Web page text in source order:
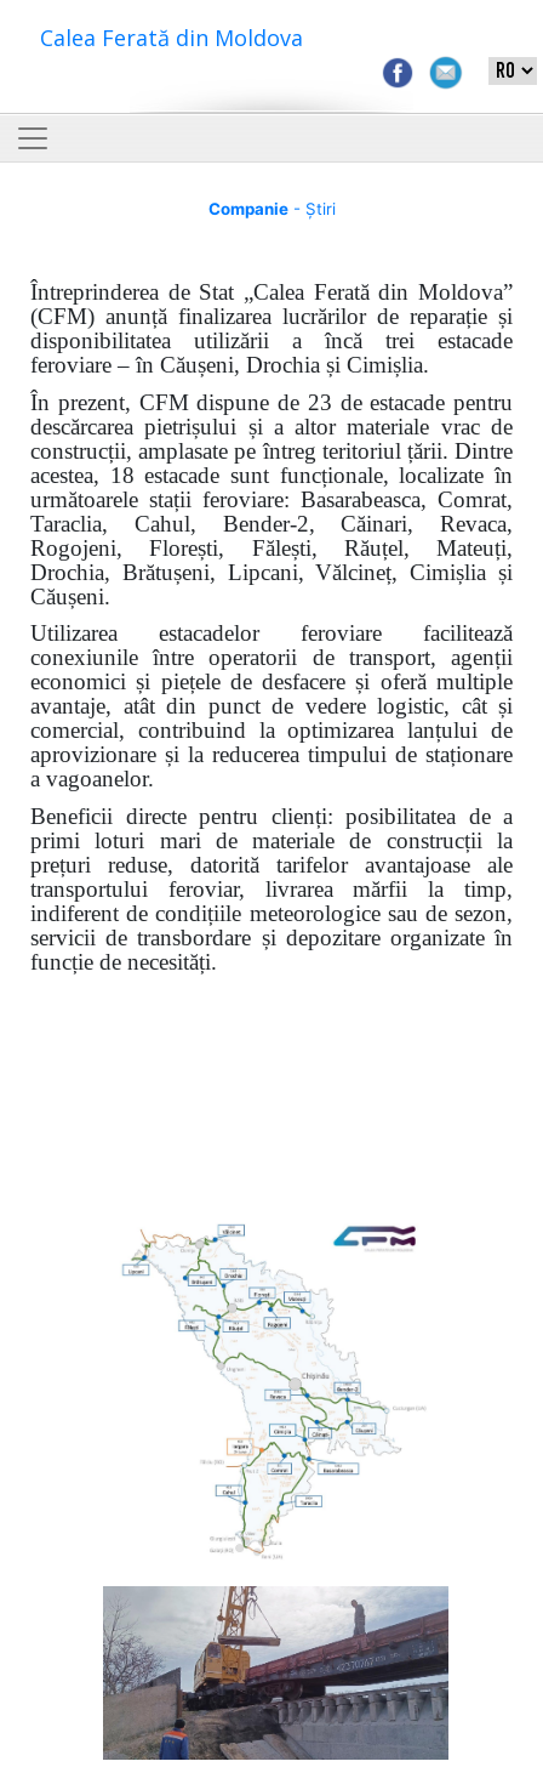
Calea Ferată din Moldova
Companie- Știri
Întreprinderea de Stat „Calea Ferată din Moldova”
(CFM) anunță finalizarea lucrărilor de reparație și
disponibilitatea utilizării a încă trei estacade
feroviare – în Căușeni, Drochia și Cimișlia.
În prezent, CFM dispune de 23 de estacade pentru
descărcarea pietrișului și a altor materiale vrac de
construcții, amplasate pe întreg teritoriul țării. Dintre
acestea, 18 estacade sunt funcționale, localizate în
următoarele stații feroviare: Basarabeasca, Comrat,
Taraclia, Cahul, Bender-2, Căinari, Revaca,
Rogojeni, Florești, Fălești, Răuțel, Mateuți,
Drochia, Brătușeni, Lipcani, Vălcineț, Cimișlia și
Căușeni.
Utilizarea estacadelor feroviare facilitează
conexiunile între operatorii de transport, agenții
economici și piețele de desfacere și oferă multiple
avantaje, atât din punct de vedere logistic, cât și
comercial, contribuind la optimizarea lanțului de
aprovizionare și la reducerea timpului de staționare
a vagoanelor.
Beneficii directe pentru clienți: posibilitatea de a
primi loturi mari de materiale de construcții la
prețuri reduse, datorită tarifelor avantajoase ale
transportului feroviar, livrarea mărfii la timp,
indiferent de condițiile meteorologice sau de sezon,
servicii de transbordare și depozitare organizate în
funcție de necesități.